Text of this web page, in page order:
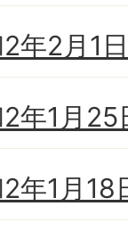
年2月1
年1月
年1月18